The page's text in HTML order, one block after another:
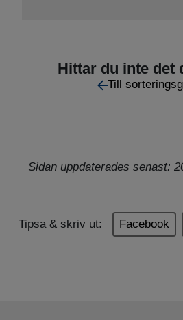
Hittar du inte det
Till
Sidan uppdaterades senast:
Tipsa & skriv ut: Facebook